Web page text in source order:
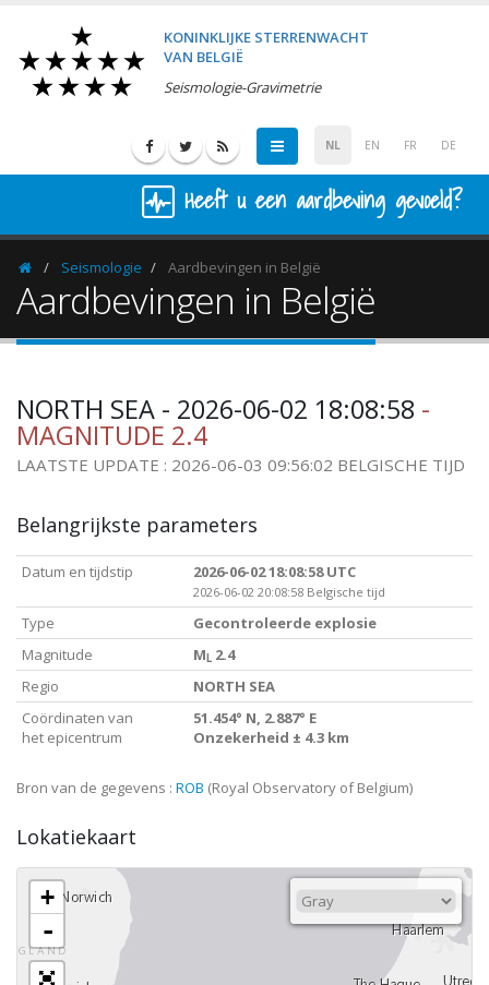
KONINKLIJKE STERRENWACHT
VAN BELGIË
Seismologie-Gravimetrie
NL EN FR DE
Heeft u een aardbeving gevoeld?
HomepageSeismologie Aardbevingen in België
Aardbevingen in België
NORTH SEA - 2026-06-02 18:08:58 -
MAGNITUDE 2.4
LAATSTE UPDATE : 2026-06-03 09:56:02 BELGISCHE TIJD
Belangrijkste parameters
Datum en tijdstip 2026-06-02 18:08:58 UTC
2026-06-02 20:08:58 Belgische tijd
Type
Gecontroleerde explosie
Magnitude
M L 2.4
Regio
NORTH SEA
Coördinaten van
het epicentrum
51.454° N, 2.887° E
Onzekerheid ± 4.3 km
Bron van de gegevens : ROB (Royal Observatory of Belgium)
Lokatiekaart
+
-